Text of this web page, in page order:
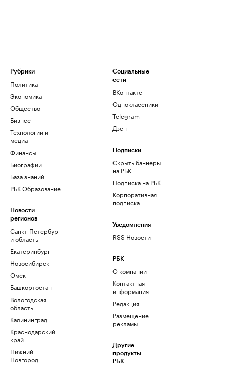
Рубрики
Политика
Экономика
Общество
Бизнес
Технологии и
медиа
Финансы
Биографии
База знаний
РБК Образование
Новости
регионов
Санкт-Петербург
и область
Екатеринбург
Новосибирск
Омск
Башкортостан
Вологодская
область
Калининград
Краснодарский
край
Нижний
Новгород
Социальные
сети
ВКонтакте
Одноклассники
Telegram
Дзен
Подписки
Скрыть баннеры
на РБК
Подписка на РБК
Корпоративная
подписка
Уведомления
RSS Новости
РБК
О компании
Контактная
информация
Редакция
Размещение
рекламы
Другие
продукты
РБК